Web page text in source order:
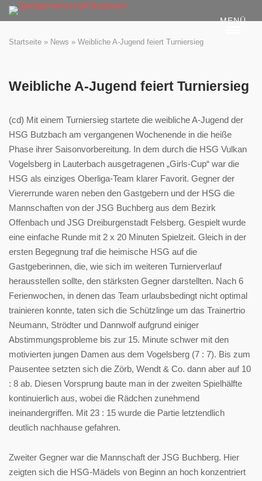
Skip
to
Startseite » News » Weibliche A-Jugend feiert Turniersieg
Weibliche A-Jugend feiert Turniersieg
(cd) Mit einem Turniersieg startete die weibliche A-Jugend der
HSG Butzbach am vergangenen Wochenende in die heiße
Phase ihrer Saisonvorbereitung. In dem durch die HSG Vulkan
Vogelsberg in Lauterbach ausgetragenen „Girls-Cup“ war die
HSG als einziges Oberliga-Team klarer Favorit. Gegner der
Viererrunde waren neben den Gastgebern und der HSG die
Mannschaften von der JSG Buchberg aus dem Bezirk
Offenbach und JSG Dreiburgenstadt Felsberg. Gespielt wurde
eine einfache Runde mit 2 x 20 Minuten Spielzeit. Gleich in der
ersten Begegnung traf die heimische HSG auf die
Gastgeberinnen, die, wie sich im weiteren Turnierverlauf
herausstellen sollte, den stärksten Gegner darstellten. Nach 6
Ferienwochen, in denen das Team urlaubsbedingt nicht optimal
trainieren konnte, taten sich die Schützlinge um das Trainertrio
Neumann, Strödter und Dannwolf aufgrund einiger
Abstimmungsprobleme bis zur 15. Minute schwer mit den
motivierten jungen Damen aus dem Vogelsberg (7 : 7). Bis zum
Pausentee setzten sich die Zörb, Wendt & Co. dann aber auf 10
: 8 ab. Diesen Vorsprung baute man in der zweiten Spielhälfte
kontinuierlich aus, wobei die Rädchen zunehmend
ineinandergriffen. Mit 23 : 15 wurde die Partie letztendlich
deutlich nachhause gefahren.
Zweiter Gegner war die Mannschaft der JSG Buchberg. Hier
zeigten sich die HSG-Mädels von Beginn an hoch konzentriert
MENÜ